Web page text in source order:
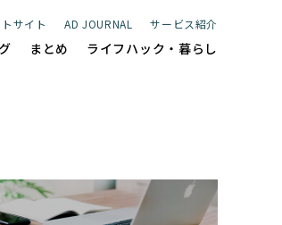
まとめ ライフハック・暮らし
サイト AD JOURNAL サービス紹介